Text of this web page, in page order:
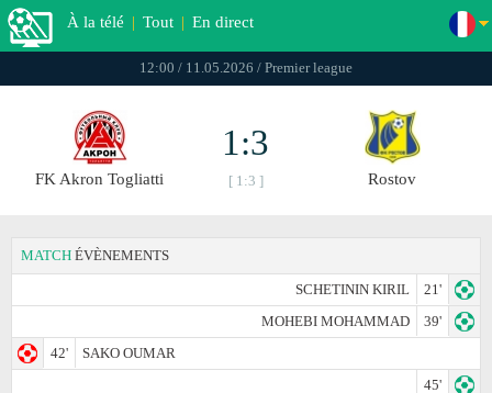
À la télé | Tout | En direct
12:00 / 11.05.2026 / Premier league
FK Akron Togliatti
1:3
[ 1:3 ] Rostov
MATCH ÉVÈNEMENTS
SCHETININ KIRIL
21'
MOHEBI MOHAMMAD
39'
42'
SAKO OUMAR
45'